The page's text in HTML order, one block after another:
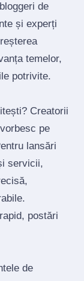
de
și experți
temelor,
potrivite.
Creatorii
pe
lansări
servicii,
postări
de